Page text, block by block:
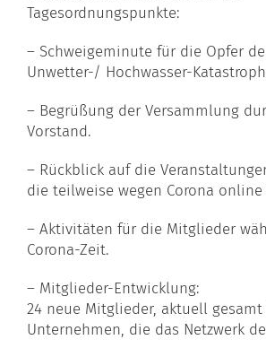
Tagesordnungspunkte:
– Schweigeminute für die Opfer
Unwetter-/ Hochwasser-
– Begrüßung der Versammlung
Vorstand.
– Rückblick auf die
die teilweise wegen Corona
– Aktivitäten für die Mitglieder
Corona-Zeit.
– Mitglieder-Entwicklung:
24 neue Mitglieder, aktuell gesamt
Unternehmen, die das Netzwerk